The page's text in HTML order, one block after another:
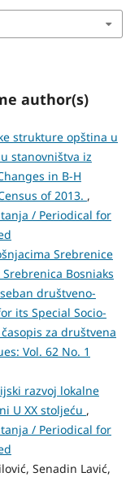
author(s)
strukture opština u
stanovništva iz
in B-H
of 2013. ,
/ Periodical for
Srebrenice
Bosniaks
društveno-
its Special Socio-
za društvena
Vol. 62 No. 1
razvoj lokalne
U XX stoljeću ,
/ Periodical for
Senadin Lavić,